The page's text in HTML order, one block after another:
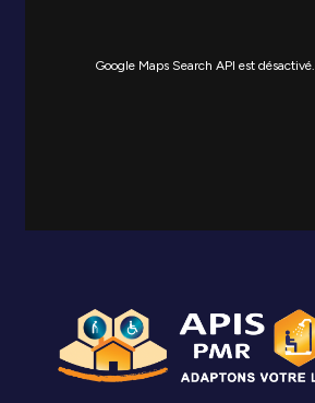
Google Maps Search API est désactivé.